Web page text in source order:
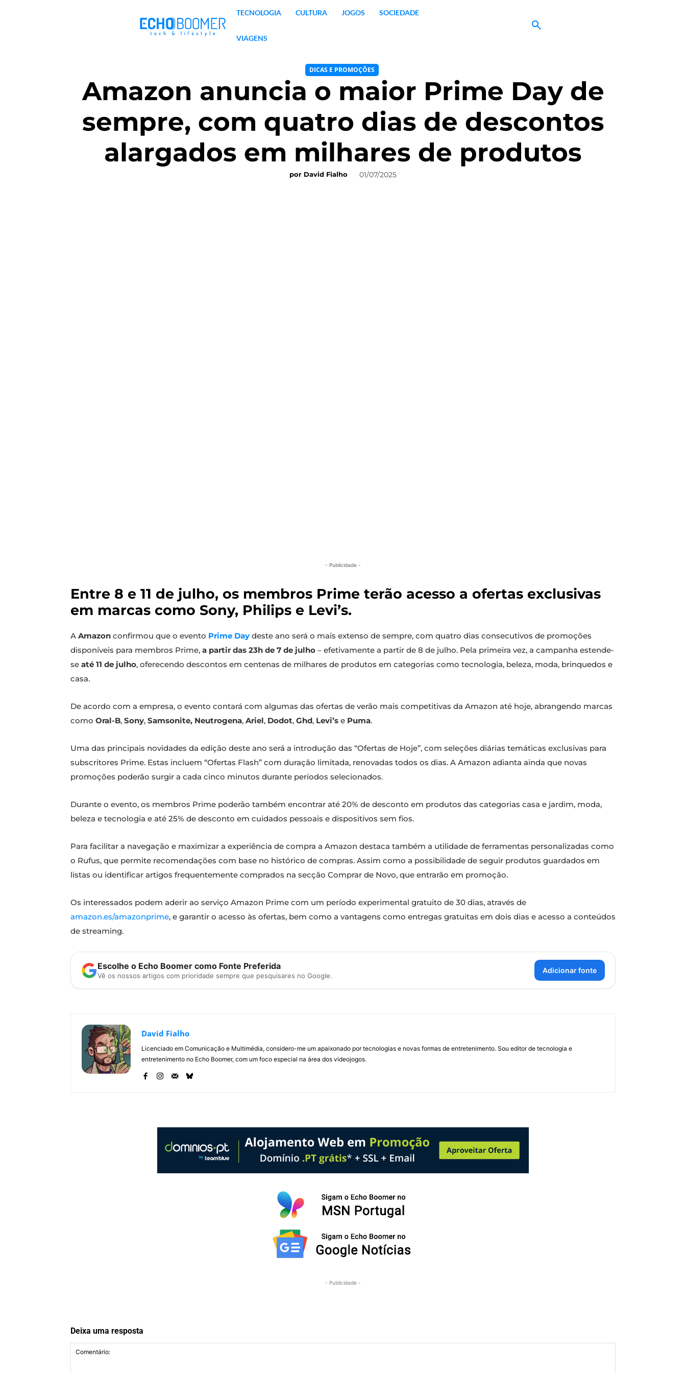
TECNOLOGIA CULTURA JOGOS SOCIEDADE
VIAGENS
DICAS E PROMOÇÕES
Amazon anuncia o maior Prime Day de
sempre, com quatro dias de descontos
alargados em milhares de produtos
por David Fialho 01/07/2025
- Publicidade -
Entre 8 e 11 de julho, os membros Prime terão acesso a ofertas exclusivas
em marcas como Sony, Philips e Levi’s.
A Amazon confirmou que o evento Prime Day deste ano será o mais extenso de sempre, com quatro dias consecutivos de promoções
disponíveis para membros Prime, a partir das 23h de 7 de julho – efetivamente a partir de 8 de julho. Pela primeira vez, a campanha estende-
se até 11 de julho, oferecendo descontos em centenas de milhares de produtos em categorias como tecnologia, beleza, moda, brinquedos e
casa.
De acordo com a empresa, o evento contará com algumas das ofertas de verão mais competitivas da Amazon até hoje, abrangendo marcas
como Oral-B, Sony, Samsonite, Neutrogena, Ariel, Dodot, Ghd, Levi’s e Puma.
Uma das principais novidades da edição deste ano será a introdução das “Ofertas de Hoje”, com seleções diárias temáticas exclusivas para
subscritores Prime. Estas incluem “Ofertas Flash” com duração limitada, renovadas todos os dias. A Amazon adianta ainda que novas
promoções poderão surgir a cada cinco minutos durante períodos selecionados.
Durante o evento, os membros Prime poderão também encontrar até 20% de desconto em produtos das categorias casa e jardim, moda,
beleza e tecnologia e até 25% de desconto em cuidados pessoais e dispositivos sem fios.
Para facilitar a navegação e maximizar a experiência de compra a Amazon destaca também a utilidade de ferramentas personalizadas como
o Rufus, que permite recomendações com base no histórico de compras. Assim como a possibilidade de seguir produtos guardados em
listas ou identificar artigos frequentemente comprados na secção Comprar de Novo, que entrarão em promoção.
Os interessados podem aderir ao serviço Amazon Prime com um período experimental gratuito de 30 dias, através de
amazon.es/amazonprime, e garantir o acesso às ofertas, bem como a vantagens como entregas gratuitas em dois dias e acesso a conteúdos
de streaming.
Escolhe o Echo Boomer como Fonte Preferida
Vê os nossos artigos com prioridade sempre que pesquisares no Google.
Adicionar fonte
David Fialho
Licenciado em Comunicação e Multimédia, considero-me um apaixonado por tecnologias e novas formas de entretenimento. Sou editor de tecnologia e
entretenimento no Echo Boomer, com um foco especial na área dos videojogos.
- Publicidade -
Deixa uma resposta